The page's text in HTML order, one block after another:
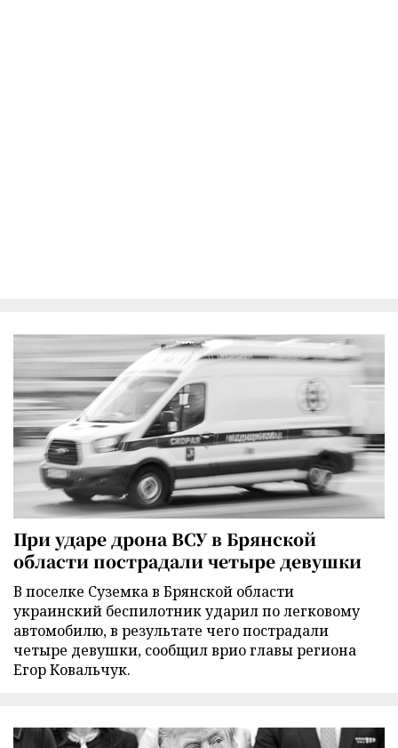
При ударе дрона ВСУ в Брянской
области пострадали четыре девушки
В поселке Суземка в Брянской области
украинский беспилотник ударил по легковому
автомобилю, в результате чего пострадали
четыре девушки, сообщил врио главы региона
Егор Ковальчук.